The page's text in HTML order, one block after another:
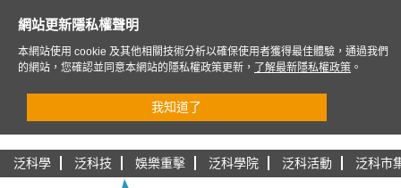
泛科學 泛科技 娛樂重擊 泛科學院 泛科活動 泛科市
網站更新隱私權聲明
本網站使用 cookie 及其他相關技術分析以確保使用者獲得最佳體驗，通過我們
的網站，您確認並同意本網站的隱私權政策更新，
了解最新隱私權政策 。
我知道了